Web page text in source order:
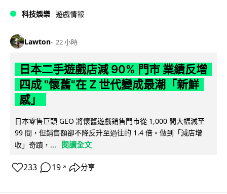
科技娛樂 遊戲情報
Lawton 22 小時
日本二手遊戲店減 90% 門市 業績反增
四成 "懷舊"在 Z 世代變成最潮「新鮮
感」
日本零售巨頭 GEO 將懷舊遊戲銷售門市從 1,000 間大幅減至
99 間，但銷售額卻不降反升至過往的 1.4 倍。做到「減店增
收」奇蹟，...
閱讀全文
233 19 ↗ 分享